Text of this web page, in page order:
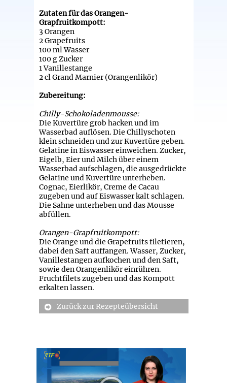
Zutaten für das Orangen-
Grapfruitkompott:
3 Orangen
2 Grapefruits
100 ml Wasser
100 g Zucker
1 Vanillestange
2 cl Grand Marnier (Orangenlikör)
Zubereitung:
Chilly-Schokoladenmousse:
Die Kuvertüre grob hacken und im
Wasserbad auflösen. Die Chillyschoten
klein schneiden und zur Kuvertüre geben.
Gelatine in Eiswasser einweichen. Zucker,
Eigelb, Eier und Milch über einem
Wasserbad aufschlagen, die ausgedrückte
Gelatine und Kuvertüre unterheben.
Cognac, Eierlikör, Creme de Cacau
zugeben und auf Eiswasser kalt schlagen.
Die Sahne unterheben und das Mousse
abfüllen.
Orangen-Grapfruitkompott:
Die Orange und die Grapefruits filetieren,
dabei den Saft auffangen. Wasser, Zucker,
Vanillestangen aufkochen und den Saft,
sowie den Orangenlikör einrühren.
Fruchtfilets zugeben und das Kompott
erkalten lassen.
Zurück zur Rezepteübersicht